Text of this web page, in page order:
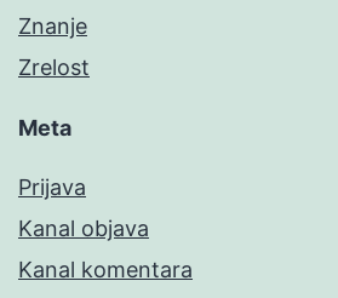
Znanje
Zrelost
Meta
Prijava
Kanal objava
Kanal komentara